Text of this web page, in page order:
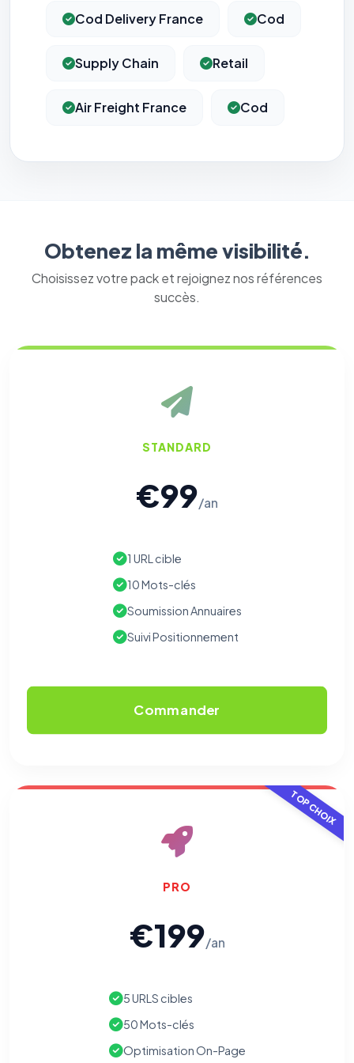
Cod Delivery France Cod
Supply Chain Retail
Air Freight France Cod
Obtenez la même visibilité.
Choisissez votre pack et rejoignez nos références
succès.
STANDARD
€99/an
1 URL cible
10 Mots-clés
Soumission Annuaires
Suivi Positionnement
Commander
TOP CHOIX
PRO
€199/an
5 URLS cibles
50 Mots-clés
Optimisation On-Page